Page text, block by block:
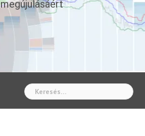
megújulásáért